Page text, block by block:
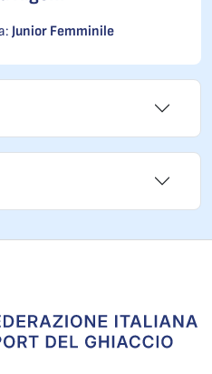
Junior Femminile